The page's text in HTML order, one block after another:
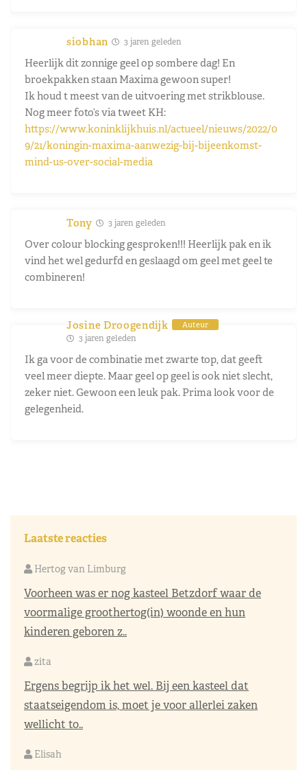
siobhan 3 jaren geleden
Heerlijk dit zonnige geel op sombere dag! En
broekpakken staan Maxima gewoon super!
Ik houd t meest van de uitvoering met strikblouse.
Nog meer foto’s via tweet KH:
https://www.koninklijkhuis.nl/actueel/nieuws/2022/0
9/21/koningin-maxima-aanwezig-bij-bijeenkomst-
mind-us-over-social-media
Tony 3 jaren geleden
Over colour blocking gesproken!!! Heerlijk pak en ik
vind het wel gedurfd en geslaagd om geel met geel te
combineren!
Josine Droogendijk Auteur
3 jaren geleden
Ik ga voor de combinatie met zwarte top, dat geeft
veel meer diepte. Maar geel op geel is ook niet slecht,
zeker niet. Gewoon een leuk pak. Prima look voor de
gelegenheid.
Laatste reacties
Hertog van Limburg
Voorheen was er nog kasteel Betzdorf waar de
voormalige groothertog(in) woonde en hun
kinderen geboren z..
zita
Ergens begrijp ik het wel. Bij een kasteel dat
staatseigendom is, moet je voor allerlei zaken
wellicht to..
Elisah